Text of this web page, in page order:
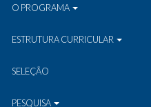
O PROGRAMA
ESTRUTURA CURRICULAR
SELEÇÃO
PESQUISA